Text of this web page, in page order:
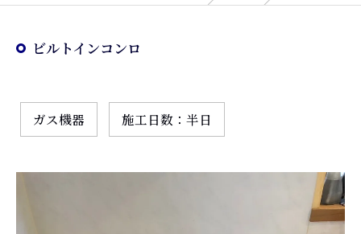
ビルトインコンロ
ガス機器 施工日数：半日